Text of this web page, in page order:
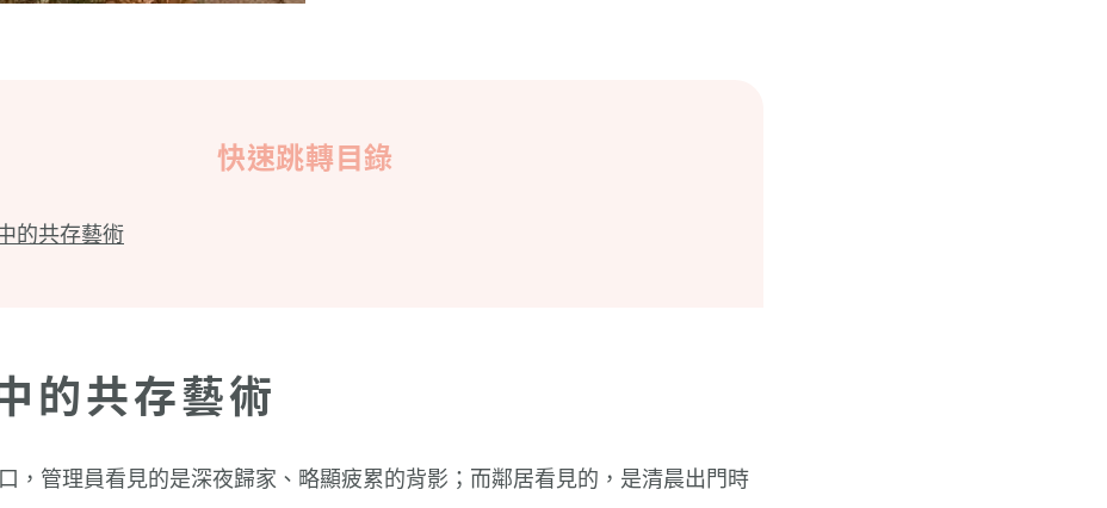
快速跳轉目錄
的共存藝術
的共存藝術
，管理員看見的是深夜歸家、略顯疲累的背影；而鄰居看見的，是清晨出門時